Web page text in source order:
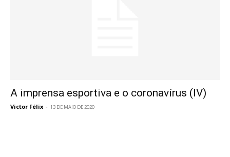
A imprensa esportiva e o coronavírus (IV)
Victor Félix - 13 DE MAIO DE 2020